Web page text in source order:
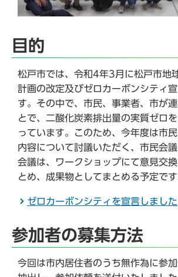
目的
松戸市では、令和4年3月に松戸市地
計画の改定及びゼロカーボンシティ
す。その中で、市民、事業者、市が
とで、二酸化炭素排出量の実質ゼロ
っています。このため、今年度は市
内容について討議いただく、市民会議
会議は、ワークショップにて意見交
とめ、成果物としてまとめる予定です
ゼロカーボンシティを宣言しました
参加者の募集方法
今回は市内居住者のうち無作為に参